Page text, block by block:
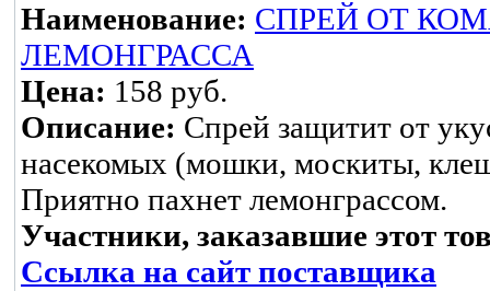
Наименование: СПРЕЙ ОТ
ЛЕМОНГРАССА
Цена: 158 руб.
Описание: Спрей защитит от
насекомых (мошки, москиты,
Приятно пахнет лемонграссом.
Участники, заказавшие этот
Ссылка на сайт поставщика